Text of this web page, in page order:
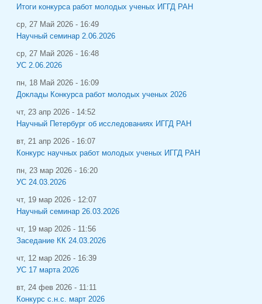
Итоги конкурса работ молодых ученых ИГГД РАН
ср, 27 Май 2026 - 16:49
Научный семинар 2.06.2026
ср, 27 Май 2026 - 16:48
УС 2.06.2026
пн, 18 Май 2026 - 16:09
Доклады Конкурса работ молодых ученых 2026
чт, 23 апр 2026 - 14:52
Научный Петербург об исследованиях ИГГД РАН
вт, 21 апр 2026 - 16:07
Конкурс научных работ молодых ученых ИГГД РАН
пн, 23 мар 2026 - 16:20
УС 24.03.2026
чт, 19 мар 2026 - 12:07
Научный семинар 26.03.2026
чт, 19 мар 2026 - 11:56
Заседание КК 24.03.2026
чт, 12 мар 2026 - 16:39
УС 17 марта 2026
вт, 24 фев 2026 - 11:11
Конкурс с.н.с. март 2026